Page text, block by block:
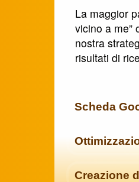
La maggior
vicino a me”
nostra
risultati di
Scheda
Creazione